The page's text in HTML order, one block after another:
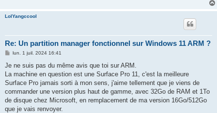
LolYangccool
Re: Un partition manager fonctionnel sur Windows 11 ARM ?
M
s
a
g
lun. 1 juil. 2024 16:41
Je ne suis pas du même avis que toi sur ARM.
La machine en question est une Surface Pro 11, c'est la meilleure
Surface Pro jamais sorti à mon sens, j'aime tellement que je viens de
commander une version plus haut de gamme, avec 32Go de RAM et 1To
de disque chez Microsoft, en remplacement de ma version 16Go/512Go
que je vais renvoyer.